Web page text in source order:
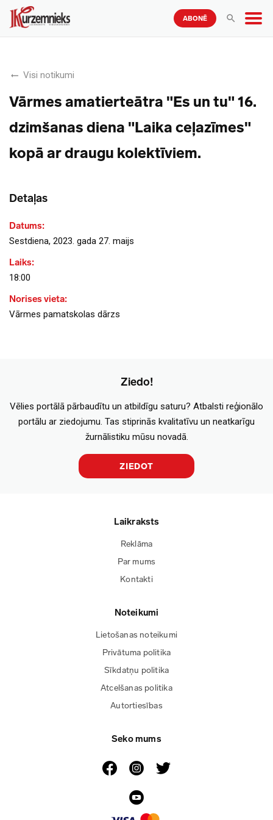
ABONĒ
Visi notikumi
Vārmes amatierteātra "Es un tu" 16.
dzimšanas diena "Laika ceļazīmes"
kopā ar draugu kolektīviem.
Detaļas
Datums:
Sestdiena, 2023. gada 27. maijs
Laiks:
18:00
Norises vieta:
Vārmes pamatskolas dārzs
Ziedo!
Vēlies portālā pārbaudītu un atbildīgu saturu? Atbalsti reģionālo
portālu ar ziedojumu. Tas stiprinās kvalitatīvu un neatkarīgu
žurnālistiku mūsu novadā.
ZIEDOT
Laikraksts
Reklāma
Par mums
Kontakti
Noteikumi
Lietošanas noteikumi
Privātuma politika
Sīkdatņu politika
Atcelšanas politika
Autortiesības
Seko mums